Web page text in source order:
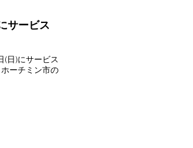
サービス
(日)にサービス
ーチミン市の